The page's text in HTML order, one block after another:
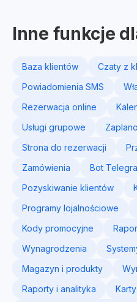
Inne funkcje
Baza klientów
Czaty z
Powiadomienia SMS
Rezerwacja online
Usługi grupowe
Strona do rezerwacji
Zamówienia
Bot
Pozyskiwanie klientów
Programy lojalnościowe
Kody promocyjne
Wynagrodzenia
Magazyn i produkty
Raporty i analityka